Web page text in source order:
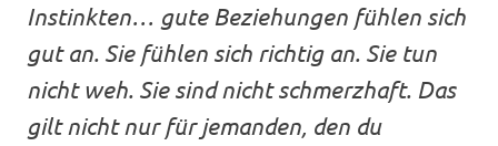
Instinkten… gute Beziehungen fühlen sich
gut an. Sie fühlen sich richtig an. Sie tun
nicht weh. Sie sind nicht schmerzhaft. Das
gilt nicht nur für jemanden, den du